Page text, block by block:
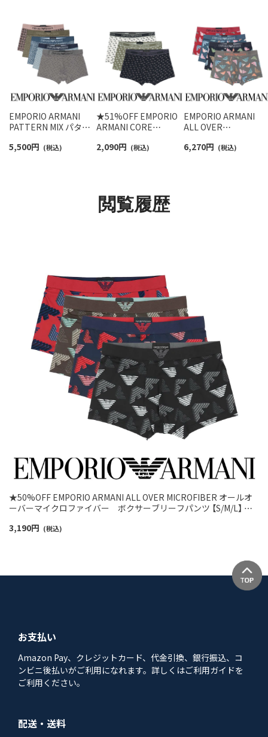
EMPORIO ARMANI
PATTERN MIX パター
ンツ 【S/M/L】 前閉じ
5,500円 (税込)
★51%OFF EMPORIO
ARMANI CORE
バンド ボクサーパンツ
2,090円 (税込)
EMPORIO ARMANI
ALL OVER
ーバー マイクロファ
6,270円 (税込)
閲覧履歴
★50%OFF EMPORIO ARMANI ALL OVER MICROFIBER オールオ
ーバーマイクロファイバー ボクサーブリーフパンツ 【S/M/L】 前
3,190円 (税込)
お支払い
Amazon Pay、クレジットカード、代金引換、銀行振込、コ
ンビニ後払いがご利用になれます。詳しくはご利用ガイドを
ご利用ください。
配送・送料